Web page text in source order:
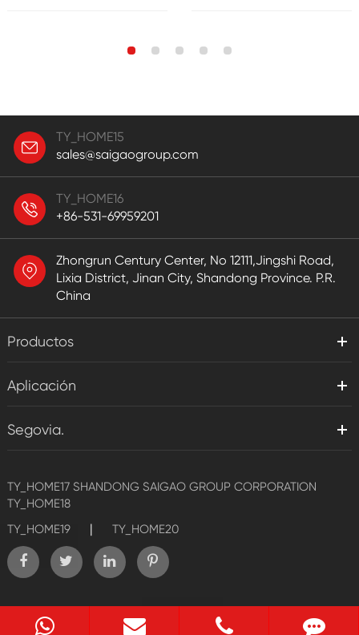
TY_HOME15
sales@saigaogroup.com
TY_HOME16
+86-531-69959201
Zhongrun Century Center, No 12111,Jingshi Road,
Lixia District, Jinan City, Shandong Province. P.R.
China
Productos
Aplicación
Segovia.
TY_HOME17 SHANDONG SAIGAO GROUP CORPORATION
TY_HOME18
TY_HOME19
| TY_HOME20